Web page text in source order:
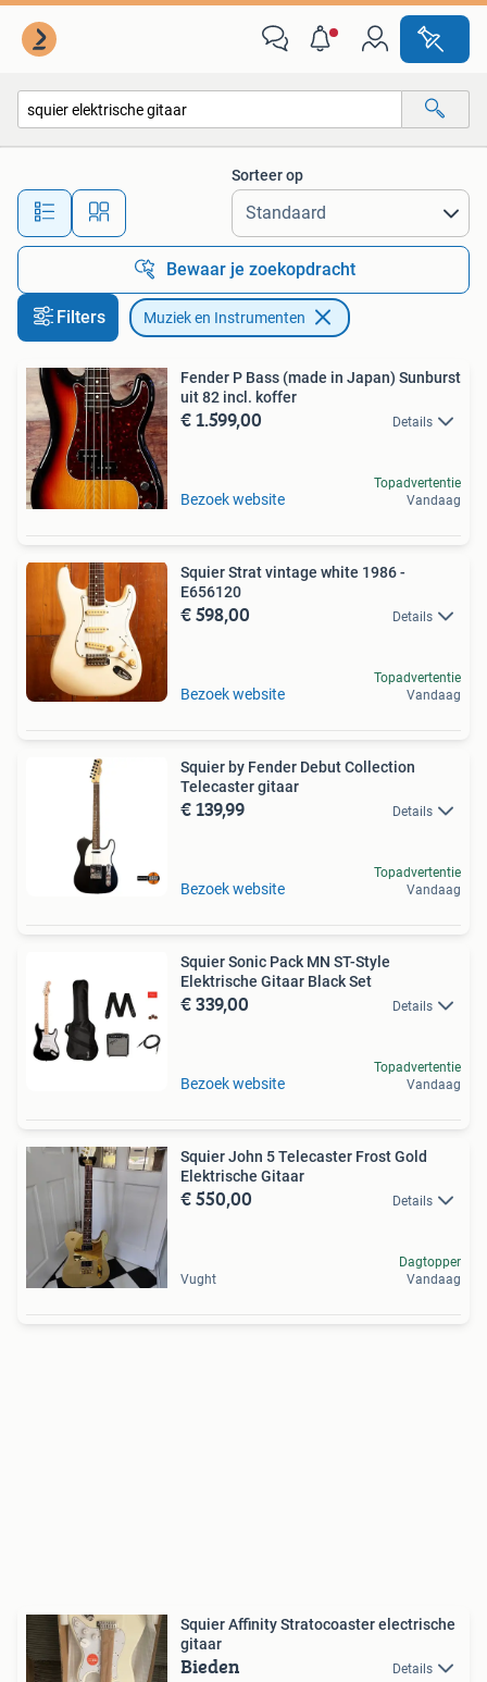
Alle afstanden…
Sorteer op
Bewaar je zoekopdracht
Filters Muziek en Instrumenten
Fender P Bass (made in Japan) Sunburst
uit 82 incl. koffer
€ 1.599,00 Details
Bezoek website
Topadvertentie
Vandaag
Squier Strat vintage white 1986 -
E656120
€ 598,00 Details
Bezoek website
Topadvertentie
Vandaag
Squier by Fender Debut Collection
Telecaster gitaar
€ 139,99 Details
Bezoek website
Topadvertentie
Vandaag
Squier Sonic Pack MN ST-Style
Elektrische Gitaar Black Set
€ 339,00 Details
Bezoek website
Topadvertentie
Vandaag
Squier John 5 Telecaster Frost Gold
Elektrische Gitaar
€ 550,00 Details
Vught
Dagtopper
Vandaag
Squier Affinity Stratocoaster electrische
gitaar
Bieden Details